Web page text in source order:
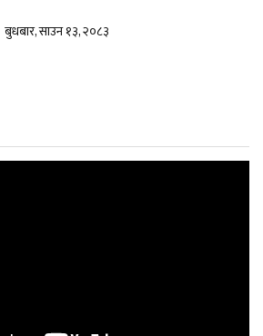
बुधबार, साउन १३, २०८३